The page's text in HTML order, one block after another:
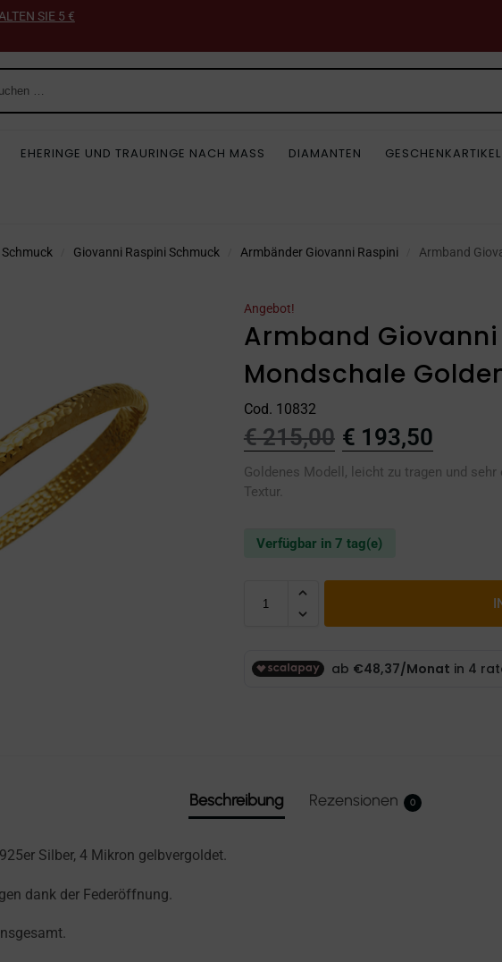
SIE 5 €
EHERINGE UND TRAURINGE NACH MASS DIAMANTEN GESCHENKARTIKEL
Giovanni Raspini Schmuck Armbänder Giovanni Raspini Armband
Angebot!
Armband
Mondschale
Cod. 10832
€215,00 € 193,50
Goldenes Modell, leicht zu tragen und
Textur.
Verfügbar in 7 tag(e)
Beschreibung Rezensionen 0
Silber, 4 Mikron gelbvergoldet.
dank der Federöffnung.